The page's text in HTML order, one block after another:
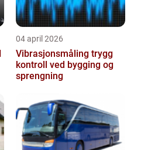
04 april 2026
Vibrasjonsmåling trygg
kontroll ved bygging og
sprengning